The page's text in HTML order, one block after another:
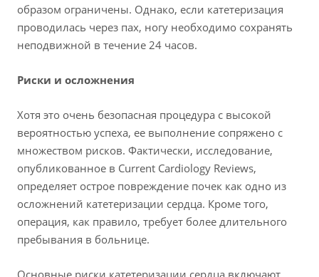
образом ограничены. Однако, если катетеризация
проводилась через пах, ногу необходимо сохранять
неподвижной в течение 24 часов.
Риски и осложнения
Хотя это очень безопасная процедура с высокой
вероятностью успеха, ее выполнение сопряжено с
множеством рисков. Фактически, исследование,
опубликованное в Current Cardiology Reviews,
определяет острое повреждение почек как одно из
осложнений катетеризации сердца. Кроме того,
операция, как правило, требует более длительного
пребывания в больнице.